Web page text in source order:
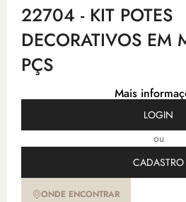
22704 - KIT POTES
DECORATIVOS EM
PÇS
Mais
LOGIN
ou
CADASTRO
ONDE ENCONTRAR